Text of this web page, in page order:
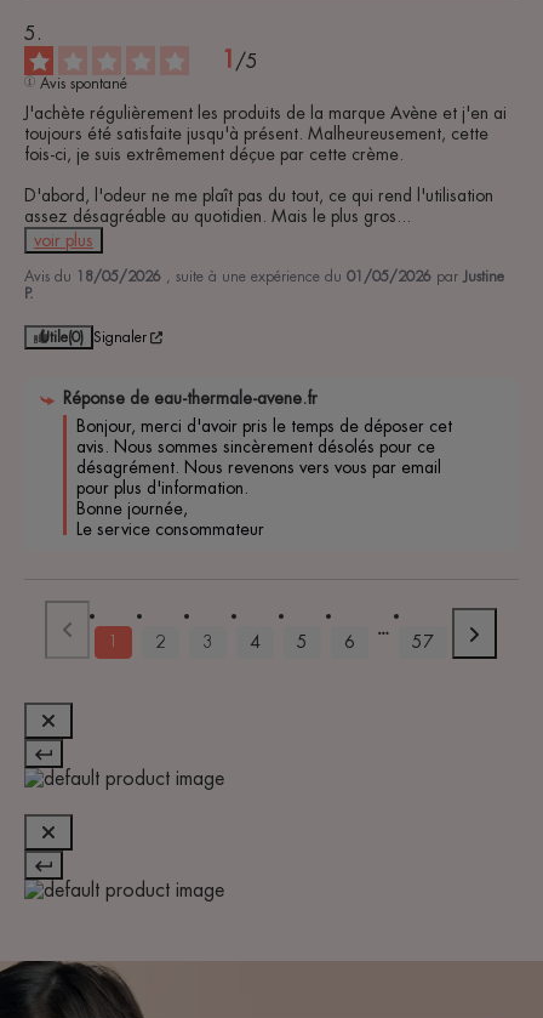
1 /5
Avis spontané
J'achète régulièrement les produits de la marque Avène et j'en ai
toujours été satisfaite jusqu'à présent. Malheureusement, cette
fois-ci, je suis extrêmement déçue par cette crème.
D'abord, l'odeur ne me plaît pas du tout, ce qui rend l'utilisation
assez désagréable au quotidien. Mais le plus gros
voir plus
Avis du 18/05/2026 , suite à une expérience du 01/05/2026 par
Justine
P.
Utile(0) Signaler
Réponse de eau-thermale-avene.fr
Bonjour, merci d'avoir pris le temps de déposer cet
avis. Nous sommes sincèrement désolés pour ce
désagrément. Nous revenons vers vous par email
pour plus d'information.
Bonne journée,
Le service consommateur
2 3 4 5 6 57